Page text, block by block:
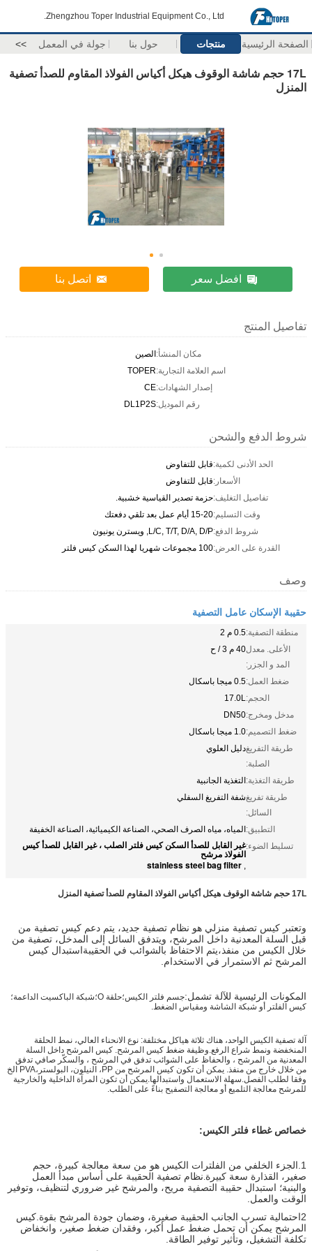
Zhengzhou Toper Industrial Equipment Co., Ltd.
الصفحة الرئيسية منتجات حول بنا جولة في المعمل >>
17L حجم شاشة الوقوف هيكل أكياس الفولاذ المقاوم للصدأ تصفية
المنزل
افضل سعر اتصل بنا
تفاصيل المنتج
مكان المنشأ:الصين
اسم العلامة التجارية:TOPER
إصدار الشهادات:CE
رقم الموديل:DL1P2S
شروط الدفع والشحن
الحد الأدنى لكمية:قابل للتفاوض
الأسعار:قابل للتفاوض
تفاصيل التغليف:حزمة تصدير القياسية خشبية.
وقت التسليم:15-20 أيام عمل بعد تلقي دفعتك
شروط الدفع:L/C, T/T, D/A, D/P, ويسترن يونيون
القدرة على العرض:100 مجموعات شهريا لهذا السكن كيس فلتر
وصف
حقيبة الإسكان عامل التصفية
منطقة التصفية:0.5 م 2
الأعلى. معدل
المد و الجزر:
40 م 3 / ح
ضغط العمل:0.5 ميجا باسكال
الحجم:17.0L
مدخل ومخرج:DN50
ضغط التصميم:1.0 ميجا باسكال
طريقة التفريغ
الصلبة:
دليل العلوي
طريقة التغذية:التغذية الجانبية
طريقة تفريغ
السائل:
شفة التفريغ السفلي
التطبيق:المياه، مياه الصرف الصحي، الصناعة الكيميائية، الصناعة الخفيفة
تسليط الضوء:غير القابل للصدأ السكن كيس فلتر الصلب ، غير القابل للصدأ كيس
الفولاذ مرشح
,
stainless steel bag filter
17L حجم شاشة الوقوف هيكل أكياس الفولاذ المقاوم للصدأ تصفية المنزل
وتعتبر كيس تصفية منزلي هو نظام تصفية جديد، يتم دعم كيس تصفية من
قبل السلة المعدنية داخل المرشح، ويتدفق السائل إلى المدخل، تصفية من
خلال الكيس من منفذ،يتم الاحتفاظ بالشوائب في الحقيبةاستبدال كيس
المرشح ثم الاستمرار في الاستخدام.
المكونات الرئيسية للآلة تشمل:
جسم فلتر الكيس؛حلقة O؛شبكة الباكسيت الداعمة؛
كيس الفلتر أو شبكة الشاشة ومقياس الضغط.
آلة تصفية الكيس الواحد، هناك ثلاثة هياكل مختلفة: نوع الانحناء العالي، نمط الحلقة
المنخفضة ونمط شراع الرفع.وظيفة ضغط كيس المرشح. كيس المرشح داخل السلة
المعدنية من المرشح ، والحفاظ على الشوائب تدفق في المرشح ، والسكّر صافي تدفق
من خلال خارج من منفذ. يمكن أن تكون كيس المرشح من PP، النيلون، البولستر،PVA الخ
وفقا لطلب الفصل.سهلة الاستعمال واستبدالها.يمكن أن تكون المرآة الداخلية والخارجية
للمرشح معالجة التلميع أو معالجة التصفيح بناءً على الطلب.
خصائص غطاء فلتر الكيس:
1.الجزء الخلفي من الفلترات الكيس هو من سعة معالجة كبيرة، حجم
صغير، القذارة سعة كبيرة.نظام تصفية الحقيبة على أساس مبدأ العمل
والبنية؛ استبدال حقيبة التصفية مريح، والمرشح غير ضروري لتنظيف، وتوفير
الوقت والعمل.
2احتمالية تسرب الجانب الحقيبة صغيرة، وضمان جودة المرشح بقوة.
كيس
المرشح يمكن أن تحمل ضغط عمل أكبر، وفقدان ضغط صغير، وانخفاض
تكلفة التشغيل، وتأثير توفير الطاقة.